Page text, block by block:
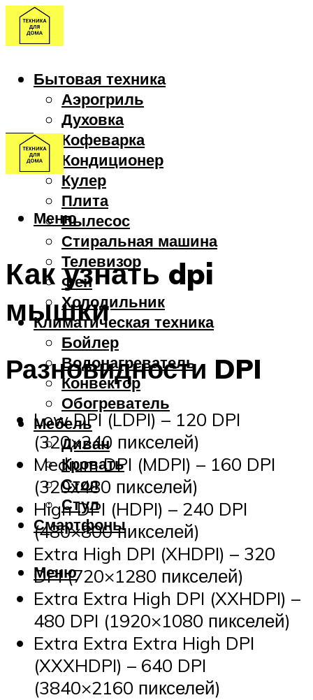
Бытовая техника
Аэрогриль
Духовка
Кофеварка
Кондиционер
Кулер
Плита
Пылесос
Стиральная машина
Телевизор
Фен
Холодильник
Климатическая техника
Бойлер
Водонагреватель
Конвектор
Обогреватель
Мебель
Диван
Кровать
Стол
Стул
Смартфоны
Меню
Меню
Как узнать dpi
мышки
Разновидности DPI
Low DPI (LDPI) – 120 DPI
(320×240 пикселей)
Medium DPI (MDPI) – 160 DPI
(320х480 пикселей)
High DPI (HDPI) – 240 DPI
(480×800 пикселей)
Extra High DPI (XHDPI) – 320
DPI (720×1280 пикселей)
Extra Extra High DPI (XXHDPI) –
480 DPI (1920×1080 пикселей)
Extra Extra Extra High DPI
(XXXHDPI) – 640 DPI
(3840×2160 пикселей)